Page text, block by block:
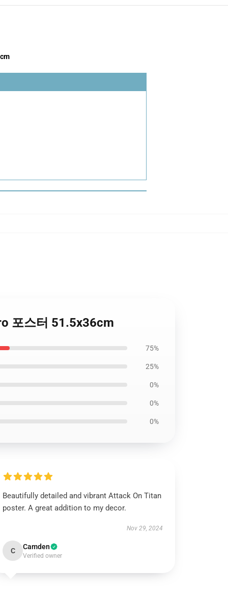
포스터 51.5x36cm
75%
25%
0%
0%
0%
Beautifully detailed and vibrant Attack On Titan
poster. A great addition to my decor.
Nov 29, 2024
C Camden
Verified owner